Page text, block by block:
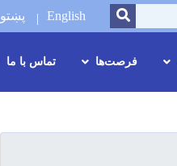
SEARCH
English پښتو
فرصت‌ها تماس با ما